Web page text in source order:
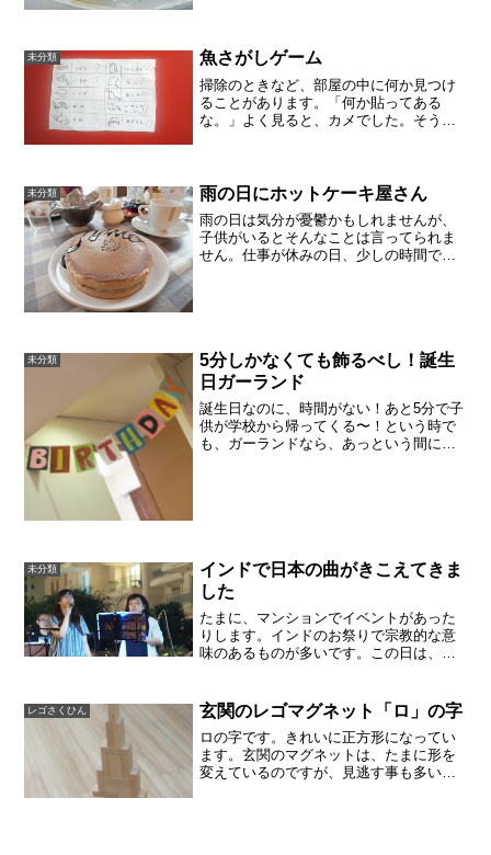
未分類 魚さがしゲーム
掃除のときなど、部屋の中に何か見つけ
ることがあります。「何か貼ってある
な。」よく見ると、カメでした。そうい
あとハサミで切り抜いたよう...
未分類 雨の日にホットケーキ屋さん
雨の日は気分が憂鬱かもしれませんが、
子供がいるとそんなことは言ってられま
せん。仕事が休みの日、少しの時間でも
未分類
5分しかなくても飾るべし！誕生
日ガーランド
誕生日なのに、時間がない！あと5分で子
供が学校から帰ってくる〜！という時で
も、ガーランドなら、あっという間にお
未分類
インドで日本の曲がきこえてきま
した
たまに、マンションでイベントがあった
りします。インドのお祭りで宗教的な意
味のあるものが多いです。この日は、日
っている曲が演奏されるのはとても嬉し
いものです。親も子供も知...
レゴさくひん 玄関のレゴマグネット「ロ」の字
ロの字です。きれいに正方形になってい
ます。玄関のマグネットは、たまに形を
変えているのですが、見逃す事も多いで